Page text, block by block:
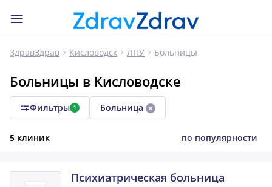
ЗдравЗдрав Кисловодск ЛПУ Больницы
Больницы в Кисловодске
Фильтры 1 Больница
5 клиник по популярности
Психиатрическая больница